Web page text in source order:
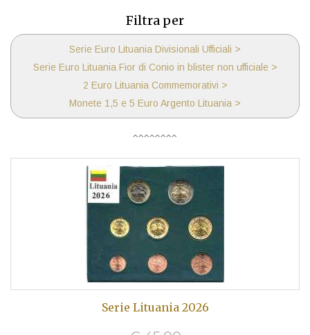
Filtra per
Serie Euro Lituania Divisionali Ufficiali >
Serie Euro Lituania Fior di Conio in blister non ufficiale >
2 Euro Lituania Commemorativi >
Monete 1,5 e 5 Euro Argento Lituania >
Serie Lituania 2026